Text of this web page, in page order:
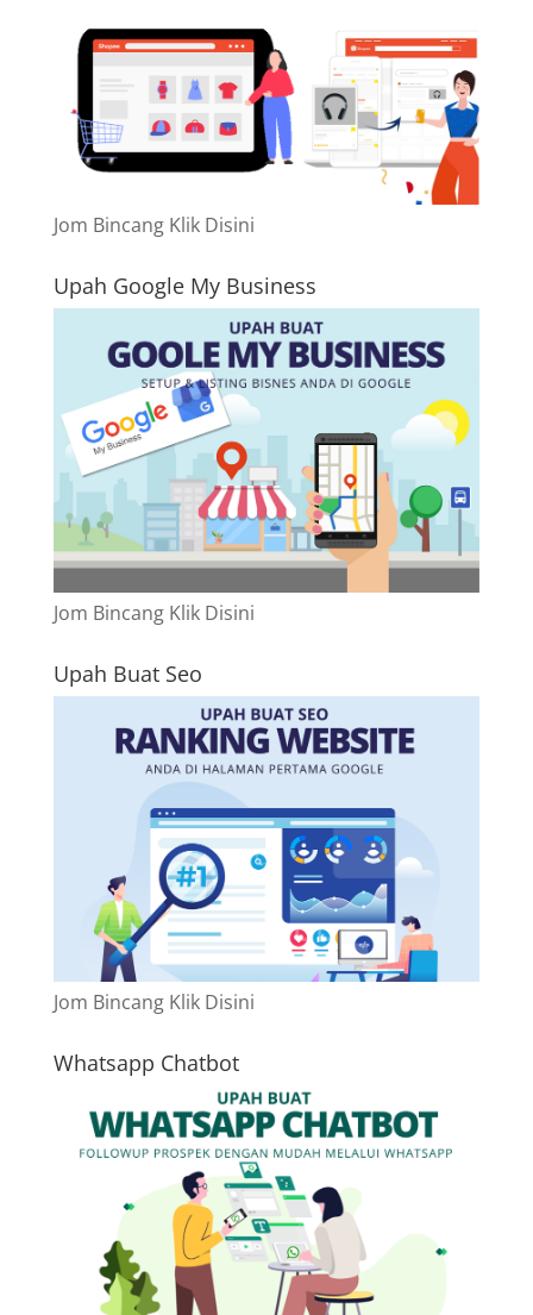
Jom Bincang Klik Disini
Upah Google My Business
Jom Bincang Klik Disini
Upah Buat Seo
Jom Bincang Klik Disini
Whatsapp Chatbot